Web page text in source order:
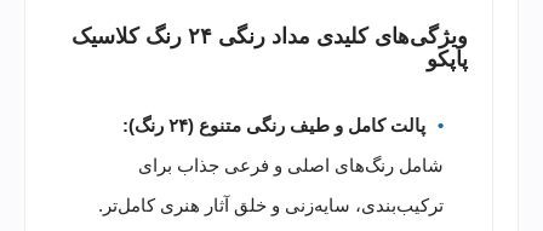
ویژگی‌های کلیدی مداد رنگی ۲۴ رنگ کلاسیک
پاپکو
پالت کامل و طیف رنگی متنوع (۲۴ رنگ):
شامل رنگ‌های اصلی و فرعی جذاب برای
ترکیب‌بندی، سایه‌زنی و خلق آثار هنری کامل‌تر.